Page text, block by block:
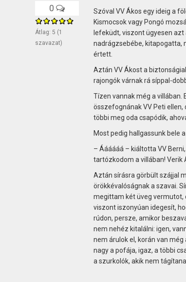
0
Átlag: 5 (1
szavazat)
Szóval VV Ákos egy ideig a
Kismocsok vagy Pongó
lefeküdt, viszont ügyesen
nadrágzsebébe, kitapogatta,
értett.
Aztán VV Ákost a
rajongók várnak rá síppal-
Tízen vannak még a villában.
összefognának VV Peti ellen,
többi meg oda csapódik,
Most pedig hallgassunk bele
– Áááááá – kiáltotta VV
tartózkodom a villában! Verik
Aztán sírásra görbült szájjal
örökkévalóságnak a szavai.
megittam két üveg vermutot,
viszont iszonyúan idegesít,
rúdon, persze, amikor
nem nehéz kitalálni: igen,
nem árulok el, korán van
nagy a pofája, igaz, a többi
a szurkolók, akik nem